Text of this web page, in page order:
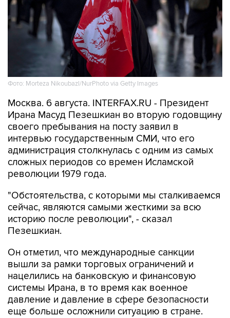
Фото: Morteza Nikoubazl/NurPhoto via Getty Images
Москва. 6 августа. INTERFAX.RU - Президент
Ирана Масуд Пезешкиан во вторую годовщину
своего пребывания на посту заявил в
интервью государственным СМИ, что его
администрация столкнулась с одним из самых
сложных периодов со времен Исламской
революции 1979 года.
"Обстоятельства, с которыми мы сталкиваемся
сейчас, являются самыми жесткими за всю
историю после революции", - сказал
Пезешкиан.
Он отметил, что международные санкции
вышли за рамки торговых ограничений и
нацелились на банковскую и финансовую
системы Ирана, в то время как военное
давление и давление в сфере безопасности
еще больше осложнили ситуацию в стране.